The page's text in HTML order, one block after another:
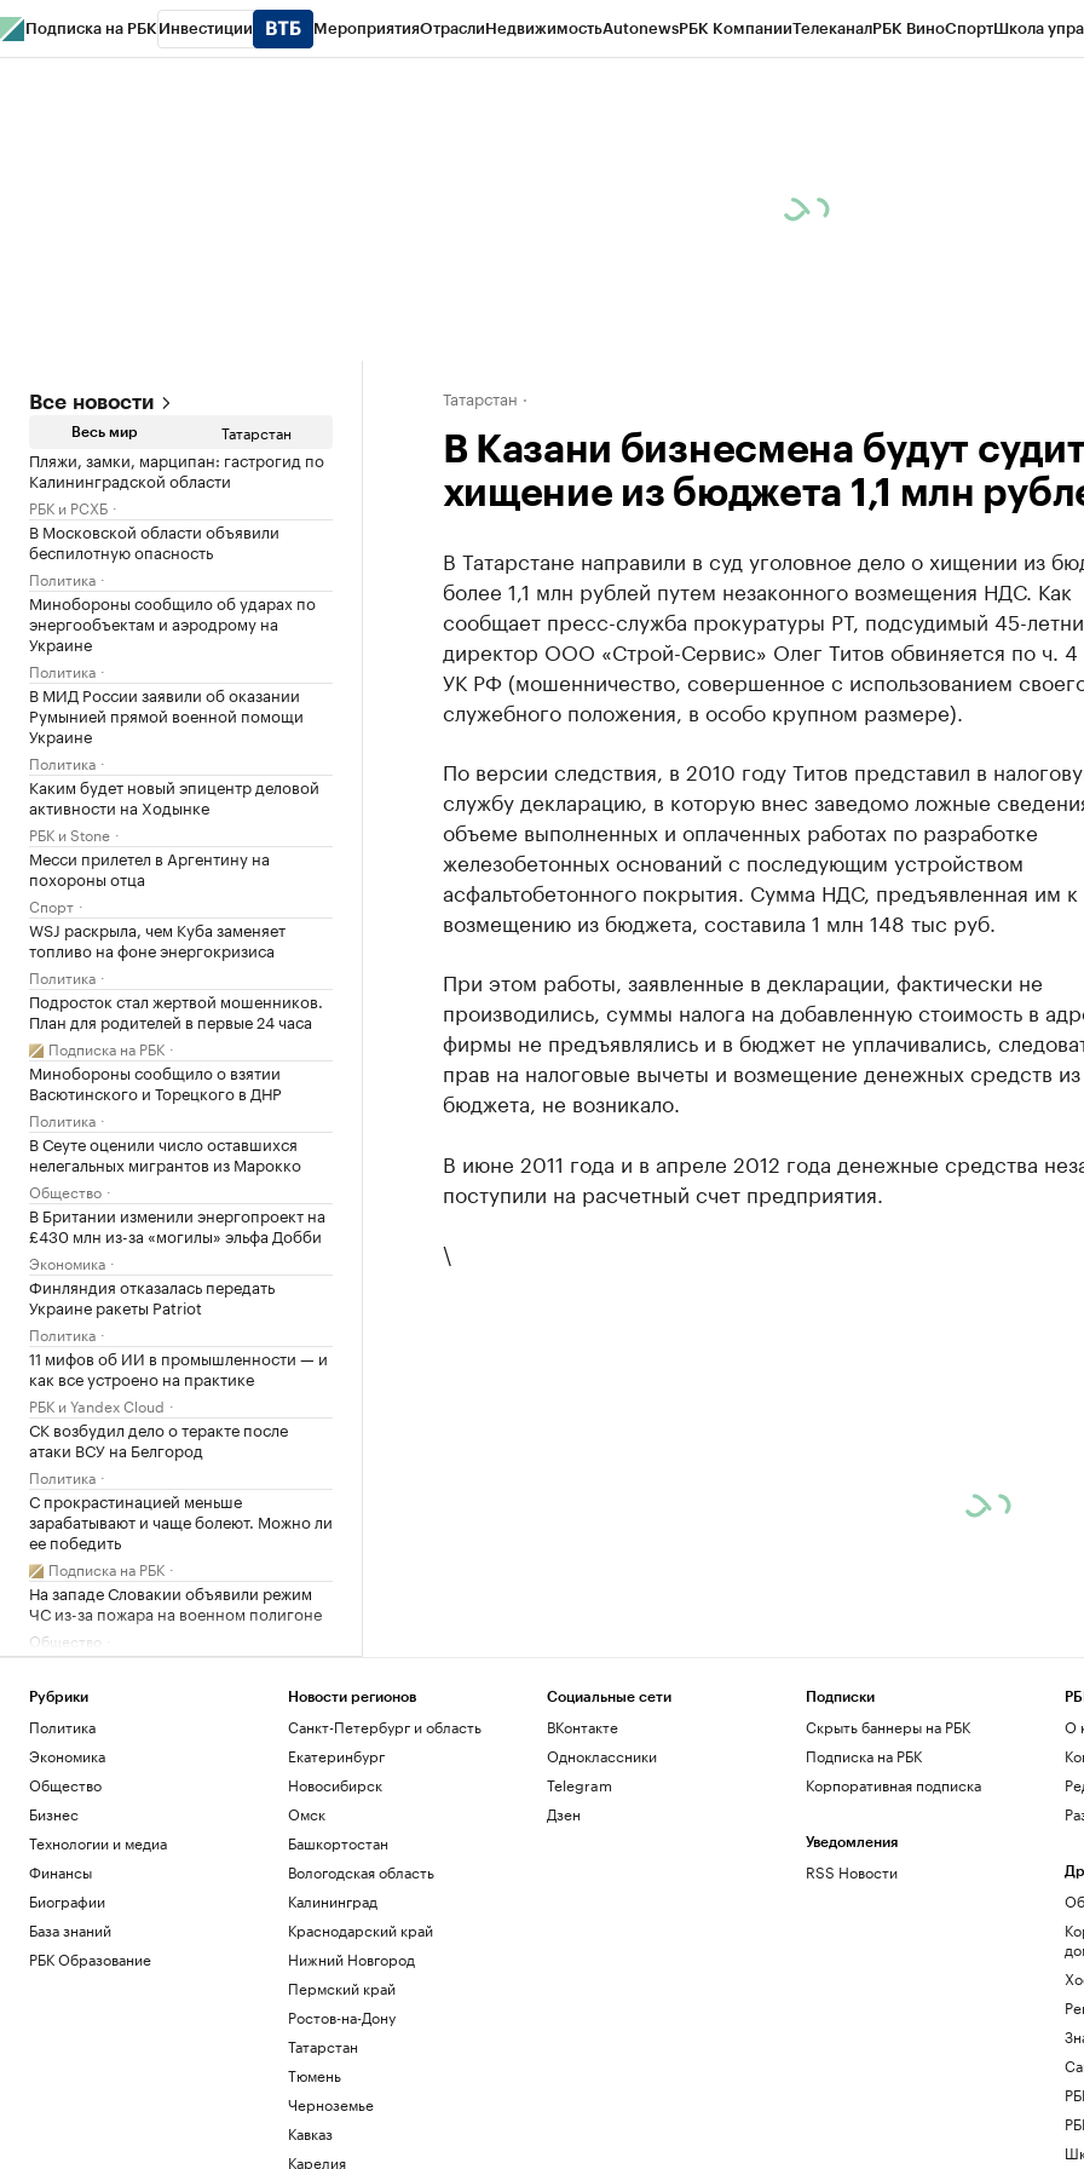
Подписка на РБК Инвестиции МероприятияОтраслиНедвижимостьAutonewsРБК КомпанииТелеканалРБК ВиноСпортШкола
Все новости
Весь мир Татарстан
Пляжи, замки, марципан: гастрогид по
Калининградской области
РБК и РСХБ
В Московской области объявили
беспилотную опасность
Политика
Минобороны сообщило об ударах по
энергообъектам и аэродрому на
Украине
Политика
В МИД России заявили об оказании
Румынией прямой военной помощи
Украине
Политика
Каким будет новый эпицентр деловой
активности на Ходынке
РБК и Stone
Месси прилетел в Аргентину на
похороны отца
Спорт
WSJ раскрыла, чем Куба заменяет
топливо на фоне энергокризиса
Политика
Подросток стал жертвой мошенников.
План для родителей в первые 24 часа
Подписка на РБК
Минобороны сообщило о взятии
Васютинского и Торецкого в ДНР
Политика
В Сеуте оценили число оставшихся
нелегальных мигрантов из Марокко
Общество
В Британии изменили энергопроект на
£430 млн из-за «могилы» эльфа Добби
Экономика
Финляндия отказалась передать
Украине ракеты Patriot
Политика
11 мифов об ИИ в промышленности — и
как все устроено на практике
РБК и Yandex Cloud
СК возбудил дело о теракте после
атаки ВСУ на Белгород
Политика
С прокрастинацией меньше
зарабатывают и чаще болеют. Можно ли
ее победить
Подписка на РБК
На западе Словакии объявили режим
ЧС из-за пожара на военном полигоне
Общество
В разные корзины: как сберечь
РБК и Сбер
В Белгороде повреждены около 30
многоэтажек после ночной атаки
дронов
Как за 6 недель настроить свой мозг на
жизнь мечты — идеи нейрохирурга
Подписка на РБК
«Смерть Голливуда». Кто и как срывает
Татарстан
В Казани бизнесмена будут
хищение из бюджета 1,1 млн
В Татарстане направили в суд уголовное дело о хищении из
более 1,1 млн рублей путем незаконного возмещения НДС. Как
сообщает пресс-служба прокуратуры РТ, подсудимый 45-
директор ООО «Строй-Сервис» Олег Титов обвиняется по ч. 4
УК РФ (мошенничество, совершенное с использованием
служебного положения, в особо крупном размере).
По версии следствия, в 2010 году Титов представил в
службу декларацию, в которую внес заведомо ложные
объеме выполненных и оплаченных работах по разработке
железобетонных оснований с последующим устройством
асфальтобетонного покрытия. Сумма НДС, предъявленная им к
возмещению из бюджета, составила 1 млн 148 тыс руб.
При этом работы, заявленные в декларации, фактически не
производились, суммы налога на добавленную стоимость в
фирмы не предъявлялись и в бюджет не уплачивались,
прав на налоговые вычеты и возмещение денежных средств из
бюджета, не возникало.
В июне 2011 года и в апреле 2012 года денежные средства
поступили на расчетный счет предприятия.
\
Рубрики
Политика
Экономика
Общество
Бизнес
Технологии и медиа
Финансы
Биографии
База знаний
РБК Образование
Новости регионов
Санкт-Петербург и область
Екатеринбург
Новосибирск
Омск
Башкортостан
Вологодская область
Калининград
Краснодарский край
Нижний Новгород
Пермский край
Ростов-на-Дону
Татарстан
Тюмень
Черноземье
Кавказ
Карелия
Социальные сети
ВКонтакте
Одноклассники
Telegram
Дзен
Подписки
Скрыть баннеры на РБК
Подписка на РБК
Корпоративная подписка
Уведомления
RSS Новости
О